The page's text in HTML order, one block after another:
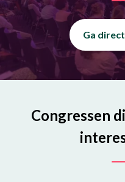
Ga
Congressen